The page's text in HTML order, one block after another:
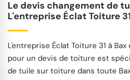
Le devis changement de
L'entreprise Éclat Toiture
L'entreprise Éclat Toiture 31 à
pour un devis de toiture est
de tuile sur toiture dans toute